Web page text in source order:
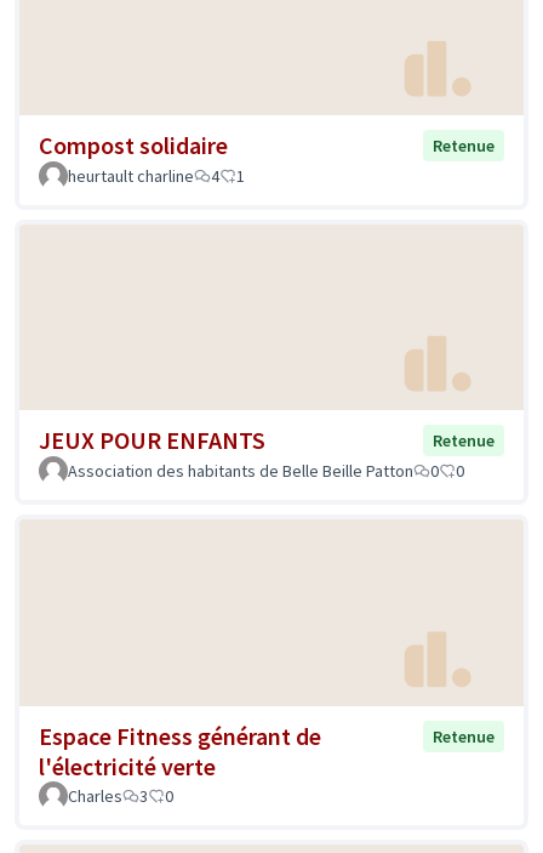
Compost solidaire
Retenue
heurtault charline
4 1
JEUX POUR ENFANTS
Retenue
Association des habitants de Belle Beille Patton
0 0
Espace Fitness générant de
l'électricité verte
Retenue
Charles 3 0